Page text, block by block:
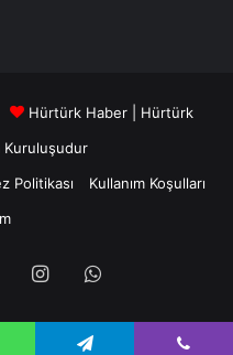
Hürtürk Haber
Hürtürk
Kuruluşudur
Politikası
Kullanım Koşulları
YouTubeInstagramWhatsApp